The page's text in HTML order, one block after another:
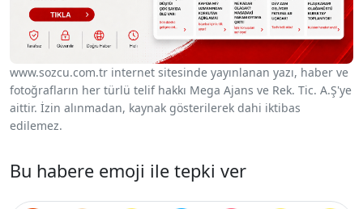
www.sozcu.com.tr internet sitesinde yayınlanan yazı, haber ve
fotoğrafların her türlü telif hakkı Mega Ajans ve Rek. Tic. A.Ş'ye
aittir. İzin alınmadan, kaynak gösterilerek dahi iktibas
edilemez.
Bu habere emoji ile tepki ver